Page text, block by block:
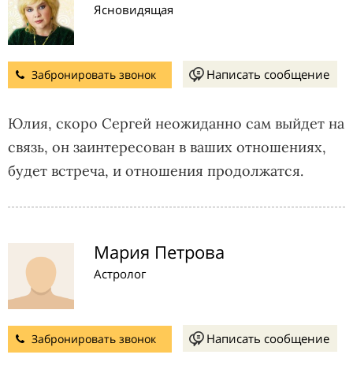
Ясновидящая
Забронировать звонок Написать сообщение
Юлия, скоро Сергей неожиданно сам выйдет на
связь, он заинтересован в ваших отношениях,
будет встреча, и отношения продолжатся.
Мария Петрова
Астролог
Забронировать звонок Написать сообщение